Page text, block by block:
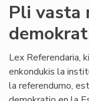
Pli vasta
Lex Referendaria,
enkondukis la
la referendumo,